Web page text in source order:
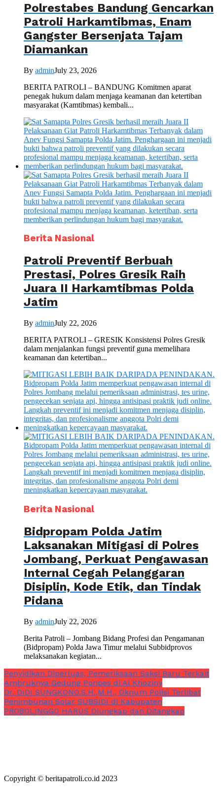
Polrestabes Bandung Gencarkan
Patroli Harkamtibmas, Enam
Gangster Bersenjata Tajam
Diamankan
By adminJuly 23, 2026
BERITA PATROLI – BANDUNG Komitmen aparat
penegak hukum dalam menjaga keamanan dan ketertiban
masyarakat (Kamtibmas) kembali...
Berita Nasional
Patroli Preventif Berbuah
Prestasi, Polres Gresik Raih
Juara II Harkamtibmas Polda
Jatim
By adminJuly 22, 2026
BERITA PATROLI – GRESIK Konsistensi Polres Gresik
dalam menjalankan fungsi preventif guna memelihara
keamanan dan ketertiban...
Berita Nasional
Bidpropam Polda Jatim
Laksanakan Mitigasi di Polres
Jombang, Perkuat Pengawasan
Internal Cegah Pelanggaran
Disiplin, Kode Etik, dan Tindak
Pidana
By adminJuly 22, 2026
Berita Patroli – Jombang Bidang Profesi dan Pengamanan
(Bidpropam) Polda Jawa Timur melalui Subbidprovos
melaksanakan kegiatan...
Penyidikan Diperluas, Pemeriksaan Saksi Baru Terkait
Ambruknya Gedung Ponpes di Al Khoziny
Dr. DIDI SUNGKONO.S.H.,M.H., Oknum Polisi Terlibat
Penimbunan Solar SUBSIDI di Kabupaten
PROBOLINGGO HARUS Diungkap dan Ditangkap
Copyright © beritapatroli.co.id 2023